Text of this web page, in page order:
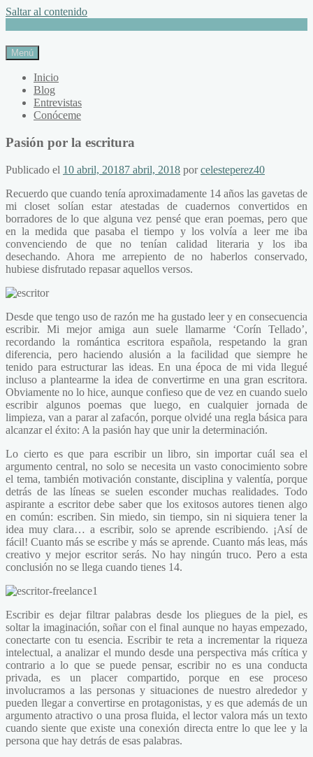
Saltar al contenido
Menú
Inicio
Blog
Entrevistas
Conóceme
Pasión por la escritura
Publicado el 10 abril, 20187 abril, 2018 porcelesteperez40
Recuerdo que cuando tenía aproximadamente 14 años las gavetas de
mi closet solían estar atestadas de cuadernos convertidos en
borradores de lo que alguna vez pensé que eran poemas, pero que
en la medida que pasaba el tiempo y los volvía a leer me iba
convenciendo de que no tenían calidad literaria y los iba
desechando. Ahora me arrepiento de no haberlos conservado,
hubiese disfrutado repasar aquellos versos.
Desde que tengo uso de razón me ha gustado leer y en consecuencia
escribir. Mi mejor amiga aun suele llamarme ‘Corín Tellado’,
recordando la romántica escritora española, respetando la gran
diferencia, pero haciendo alusión a la facilidad que siempre he
tenido para estructurar las ideas. En una época de mi vida llegué
incluso a plantearme la idea de convertirme en una gran escritora.
Obviamente no lo hice, aunque confieso que de vez en cuando suelo
escribir algunos poemas que luego, en cualquier jornada de
limpieza, van a parar al zafacón, porque olvidé una regla básica para
alcanzar el éxito: A la pasión hay que unir la determinación.
Lo cierto es que para escribir un libro, sin importar cuál sea el
argumento central, no solo se necesita un vasto conocimiento sobre
el tema, también motivación constante, disciplina y valentía, porque
detrás de las líneas se suelen esconder muchas realidades. Todo
aspirante a escritor debe saber que los exitosos autores tienen algo
en común: escriben. Sin miedo, sin tiempo, sin ni siquiera tener la
idea muy clara… a escribir, solo se aprende escribiendo. ¡Así de
fácil! Cuanto más se escribe y más se aprende. Cuanto más leas, más
creativo y mejor escritor serás. No hay ningún truco. Pero a esta
conclusión no se llega cuando tienes 14.
Escribir es dejar filtrar palabras desde los pliegues de la piel, es
soltar la imaginación, soñar con el final aunque no hayas empezado,
conectarte con tu esencia. Escribir te reta a incrementar la riqueza
intelectual, a analizar el mundo desde una perspectiva más crítica y
contrario a lo que se puede pensar, escribir no es una conducta
privada, es un placer compartido, porque en ese proceso
involucramos a las personas y situaciones de nuestro alrededor y
pueden llegar a convertirse en protagonistas, y es que además de un
argumento atractivo o una prosa fluida, el lector valora más un texto
cuando siente que existe una conexión directa entre lo que lee y la
persona que hay detrás de esas palabras.